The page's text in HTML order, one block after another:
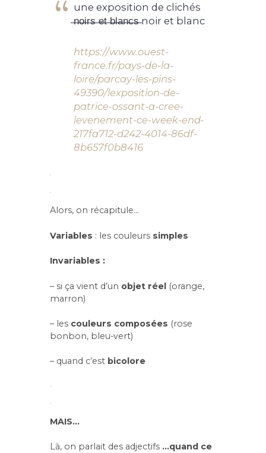
une exposition de clichés
̶n̶o̶i̶r̶s̶ ̶e̶t̶ ̶b̶l̶a̶n̶c̶s̶ noir et blanc
https://www.ouest-
france.fr/pays-de-la-
loire/parcay-les-pins-
49390/lexposition-de-
patrice-ossant-a-cree-
levenement-ce-week-end-
217fa712-d242-4014-86df-
8b657f0b8416
.
Alors, on récapitule…
Variables : les couleurs simples
Invariables :
– si ça vient d’un objet réel (orange,
marron)
– les couleurs composées (rose
bonbon, bleu-vert)
– quand c’est bicolore
.
.
MAIS…
Là, on parlait des adjectifs …quand ce